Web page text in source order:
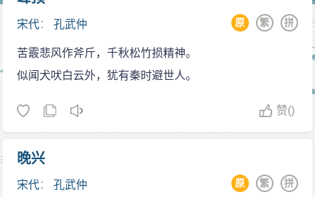
宋代：孔武仲 拼
繁
原
苦霰悲风作斧斤，千秋松竹损精神。
似闻犬吠白云外，犹有秦时避世人。
赞()
晚兴
宋代：孔武仲 拼
繁
原